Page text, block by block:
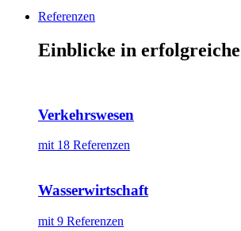
Referenzen
Einblicke in
Verkehrswesen
mit 18 Referenzen
Wasserwirtschaft
mit 9 Referenzen